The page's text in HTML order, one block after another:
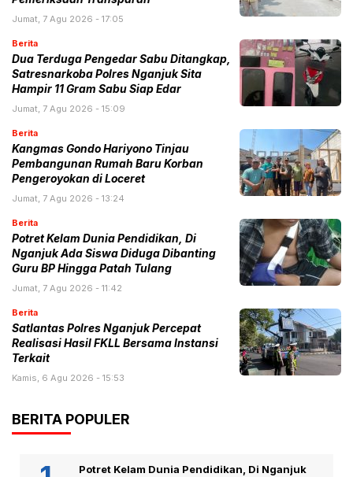
Jumat, 7 Agu 2026 - 17:05
Berita
Dua Terduga Pengedar Sabu Ditangkap,
Satresnarkoba Polres Nganjuk Sita
Hampir 11 Gram Sabu Siap Edar
Jumat, 7 Agu 2026 - 15:09
Berita
Kangmas Gondo Hariyono Tinjau
Pembangunan Rumah Baru Korban
Pengeroyokan di Loceret
Jumat, 7 Agu 2026 - 13:24
Berita
Potret Kelam Dunia Pendidikan, Di
Nganjuk Ada Siswa Diduga Dibanting
Guru BP Hingga Patah Tulang
Jumat, 7 Agu 2026 - 11:42
Berita
Satlantas Polres Nganjuk Percepat
Realisasi Hasil FKLL Bersama Instansi
Terkait
Kamis, 6 Agu 2026 - 15:53
BERITA POPULER
Potret Kelam Dunia Pendidikan, Di Nganjuk